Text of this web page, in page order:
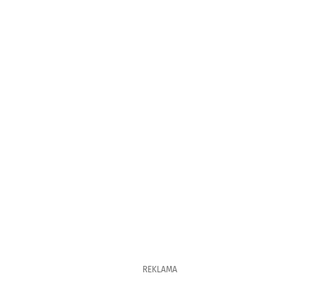
REKLAMA